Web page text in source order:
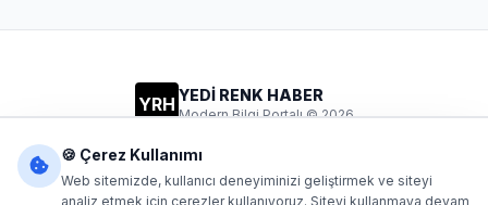
YRH YEDİ RENK HABER
Modern Bilgi Portalı © 2026
🍪 Çerez Kullanımı
Web sitemizde, kullanıcı deneyiminizi geliştirmek ve siteyi
analiz etmek için çerezler kullanıyoruz. Siteyi kullanmaya devam